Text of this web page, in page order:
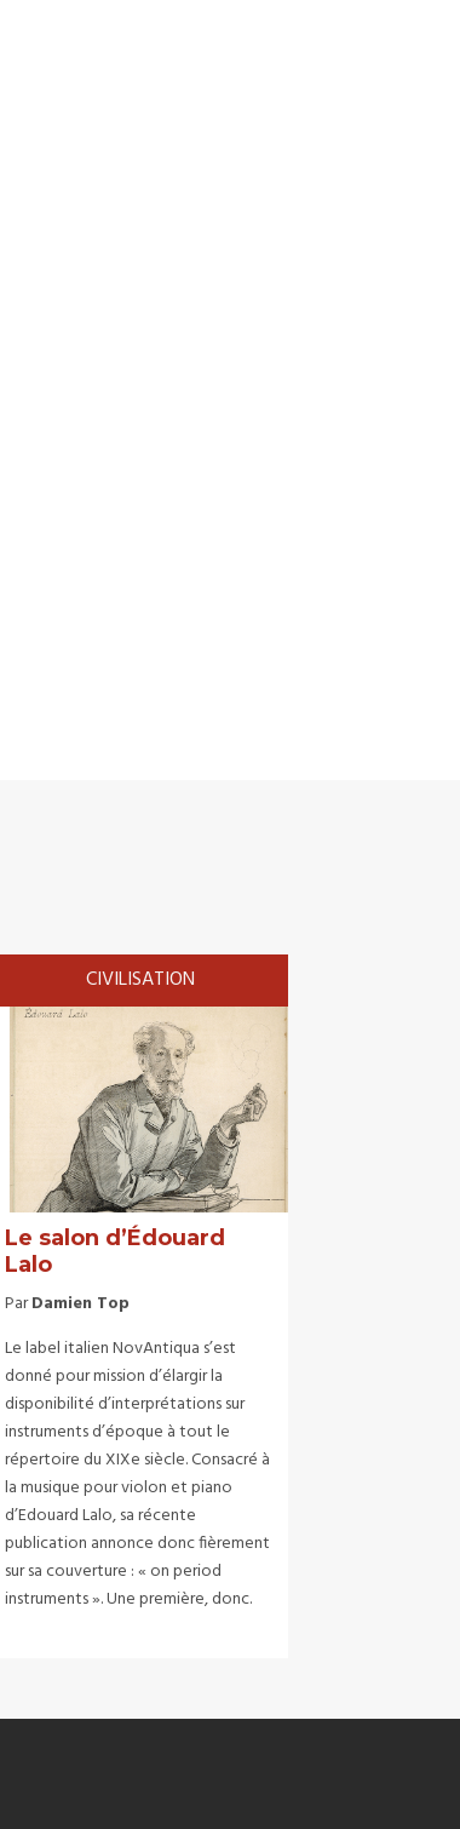
CIVILISATION
Le salon d’Édouard
Lalo
ParDamien Top
Le label italien NovAntiqua s’est
donné pour mission d’élargir la
disponibilité d’interprétations sur
instruments d’époque à tout le
répertoire du XIXe siècle. Consacré à
la musique pour violon et piano
d’Edouard Lalo, sa récente
publication annonce donc fièrement
sur sa couverture : « on period
instruments ». Une première, donc.